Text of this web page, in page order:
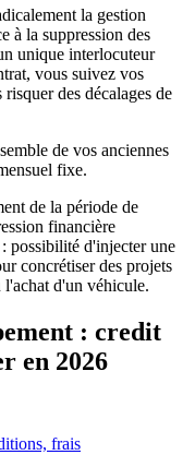
la gestion
à la suppression des
unique interlocuteur
vous suivez vos
des décalages de
de vos anciennes
fixe.
de la période de
financière
: possibilité d'injecter une
concrétiser des projets
d'un véhicule.
: credit
en 2026
frais